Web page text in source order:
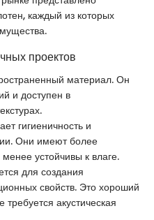
каждый из которых
проектов
материал. Он
и доступен в
гигиеничность и
Они имеют более
устойчивы к влаге.
для создания
свойств. Это хороший
акустическая